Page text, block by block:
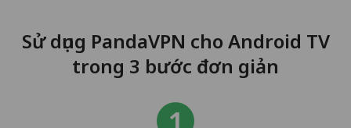
Sử dụng PandaVPN cho Android TV
trong 3 bước đơn giản